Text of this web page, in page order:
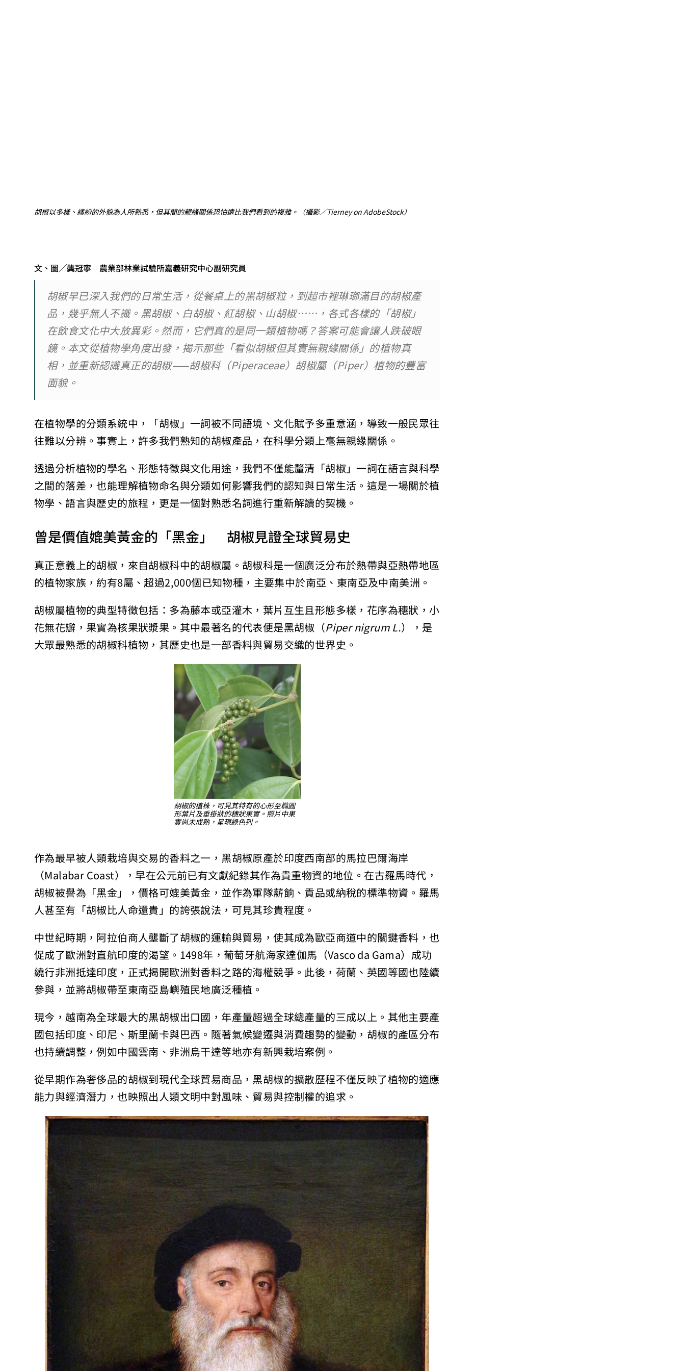
胡椒以多樣、繽紛的外貌為人所熟悉，但其間的親緣關係恐怕遠比我們看到的複雜。（攝影／Tierney on AdobeStock）
文、圖╱龔冠寧 農業部林業試驗所嘉義研究中心副研究員
胡椒早已深入我們的日常生活，從餐桌上的黑胡椒粒，到超市裡琳瑯滿目的胡椒產
品，幾乎無人不識。黑胡椒、白胡椒、紅胡椒、山胡椒……，各式各樣的「胡椒」
在飲食文化中大放異彩。然而，它們真的是同一類植物嗎？答案可能會讓人跌破眼
鏡。本文從植物學角度出發，揭示那些「看似胡椒但其實無親緣關係」的植物真
相，並重新認識真正的胡椒——胡椒科（Piperaceae）胡椒屬（Piper）植物的豐富
面貌。
在植物學的分類系統中，「胡椒」一詞被不同語境、文化賦予多重意涵，導致一般民眾往
往難以分辨。事實上，許多我們熟知的胡椒產品，在科學分類上毫無親緣關係。
透過分析植物的學名、形態特徵與文化用途，我們不僅能釐清「胡椒」一詞在語言與科學
之間的落差，也能理解植物命名與分類如何影響我們的認知與日常生活。這是一場關於植
物學、語言與歷史的旅程，更是一個對熟悉名詞進行重新解讀的契機。
曾是價值媲美黃金的「黑金」 胡椒見證全球貿易史
真正意義上的胡椒，來自胡椒科中的胡椒屬。胡椒科是一個廣泛分布於熱帶與亞熱帶地區
的植物家族，約有8屬、超過2,000個已知物種，主要集中於南亞、東南亞及中南美洲。
胡椒屬植物的典型特徵包括：多為藤本或亞灌木，葉片互生且形態多樣，花序為穗狀，小
花無花瓣，果實為核果狀漿果。其中最著名的代表便是黑胡椒（Piper nigrum L.），是
大眾最熟悉的胡椒科植物，其歷史也是一部香料與貿易交織的世界史。
胡椒的植株，可見其特有的心形至橢圓
形葉片及垂掛狀的穗狀果實。照片中果
實尚未成熟，呈現綠色列。
作為最早被人類栽培與交易的香料之一，黑胡椒原產於印度西南部的馬拉巴爾海岸
（Malabar Coast），早在公元前已有文獻紀錄其作為貴重物資的地位。在古羅馬時代，
胡椒被譽為「黑金」，價格可媲美黃金，並作為軍隊薪餉、貢品或納稅的標準物資。羅馬
人甚至有「胡椒比人命還貴」的誇張說法，可見其珍貴程度。
中世紀時期，阿拉伯商人壟斷了胡椒的運輸與貿易，使其成為歐亞商道中的關鍵香料，也
促成了歐洲對直航印度的渴望。1498年，葡萄牙航海家達伽馬（Vasco da Gama）成功
繞行非洲抵達印度，正式揭開歐洲對香料之路的海權競爭。此後，荷蘭、英國等國也陸續
參與，並將胡椒帶至東南亞島嶼殖民地廣泛種植。
現今，越南為全球最大的黑胡椒出口國，年產量超過全球總產量的三成以上。其他主要產
國包括印度、印尼、斯里蘭卡與巴西。隨著氣候變遷與消費趨勢的變動，胡椒的產區分布
也持續調整，例如中國雲南、非洲烏干達等地亦有新興栽培案例。
從早期作為奢侈品的胡椒到現代全球貿易商品，黑胡椒的擴散歷程不僅反映了植物的適應
能力與經濟潛力，也映照出人類文明中對風味、貿易與控制權的追求。